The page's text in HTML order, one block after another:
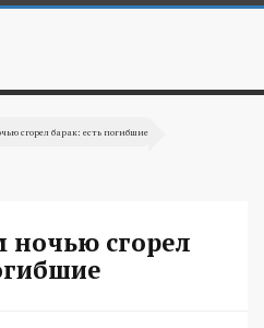
сгорел барак: есть погибшие
ночью сгорел